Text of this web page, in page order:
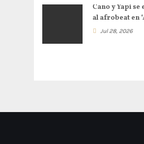
Cano y Yapi
al afrobeat en
Jul 28, 2026